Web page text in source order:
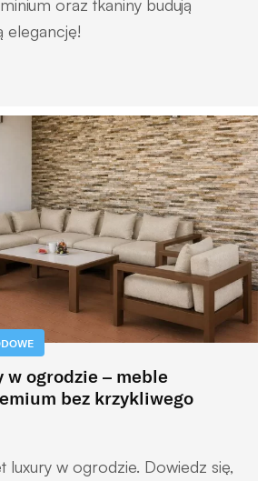
oraz tkaniny budują
elegancję!
ogrodzie – meble
bez krzykliwego
luxury w ogrodzie. Dowiedz się,